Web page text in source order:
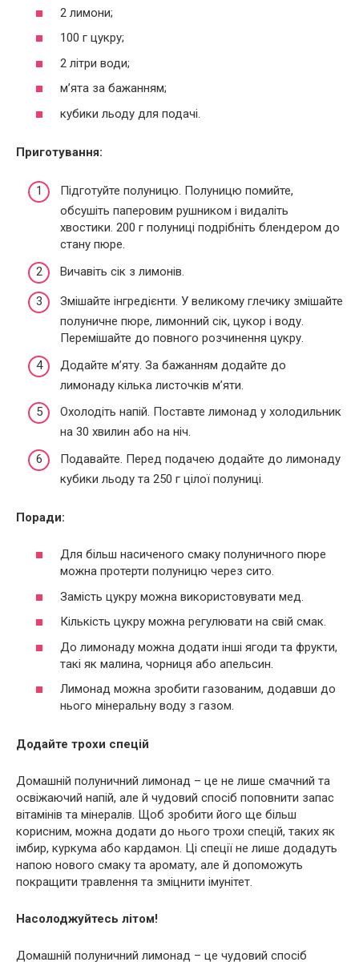
2 лимони;
100 г цукру;
2 літри води;
м’ята за бажанням;
кубики льоду для подачі.
Приготування:
Підготуйте полуницю. Полуницю помийте,
обсушіть паперовим рушником і видаліть
хвостики. 200 г полуниці подрібніть блендером до
стану пюре.
Вичавіть сік з лимонів.
Змішайте інгредієнти. У великому глечику змішайте
полуничне пюре, лимонний сік, цукор і воду.
Перемішайте до повного розчинення цукру.
Додайте м’яту. За бажанням додайте до
лимонаду кілька листочків м’яти.
Охолодіть напій. Поставте лимонад у холодильник
на 30 хвилин або на ніч.
Подавайте. Перед подачею додайте до лимонаду
кубики льоду та 250 г цілої полуниці.
Поради:
Для більш насиченого смаку полуничного пюре
можна протерти полуницю через сито.
Замість цукру можна використовувати мед.
Кількість цукру можна регулювати на свій смак.
До лимонаду можна додати інші ягоди та фрукти,
такі як малина, чорниця або апельсин.
Лимонад можна зробити газованим, додавши до
нього мінеральну воду з газом.
Додайте трохи спецій
Домашній полуничний лимонад – це не лише смачний та
освіжаючий напій, але й чудовий спосіб поповнити запас
вітамінів та мінералів. Щоб зробити його ще більш
корисним, можна додати до нього трохи спецій, таких як
імбир, куркума або кардамон. Ці спеції не лише додадуть
напою нового смаку та аромату, але й допоможуть
покращити травлення та зміцнити імунітет.
Насолоджуйтесь літом!
Домашній полуничний лимонад – це чудовий спосіб